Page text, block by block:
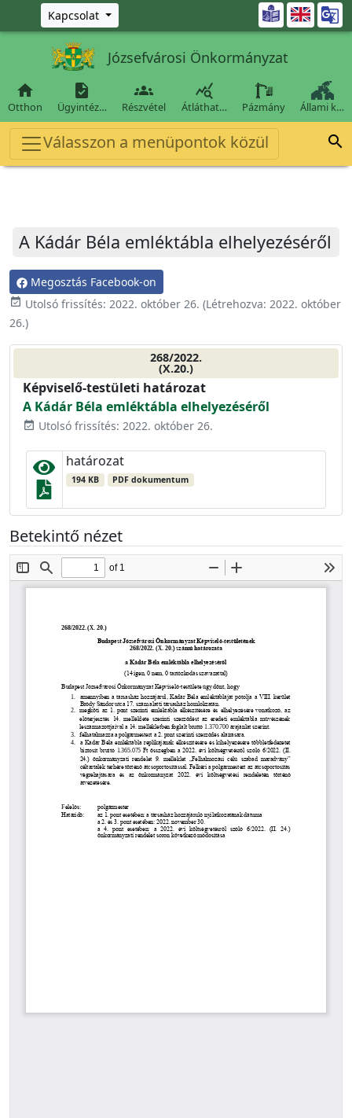
Ugrás a fő tartalomra
Kapcsolat 
Józsefvárosi Önkormányzat

Otthon

Ügyintéz…

Részvétel

Átláthat… Pázmány Állami k…
Válasszon a menüpontok közül 
A Kádár Béla emléktábla elhelyezéséről
Megosztás Facebook-on
event_available Utolsó frissítés: 2022. október 26. (Létrehozva: 2022. október
26.)
268/2022.
(X.20.)
Képviselő-testületi határozat
A Kádár Béla emléktábla elhelyezéséről
event_available Utolsó frissítés: 2022. október 26.
határozat
194 KB PDF dokumentum
Betekintő nézet